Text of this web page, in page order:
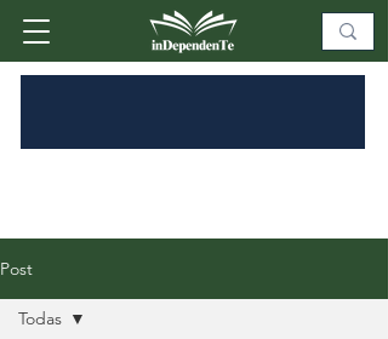
Post
Todas